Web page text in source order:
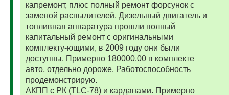
капремонт, плюс полный ремонт форсунок с
заменой распылителей. Дизельный двигатель и
топливная аппаратура прошли полный
капитальный ремонт с оригинальными
комплекту-ющими, в 2009 году они были
доступны. Примерно 180000.00 в комплекте
авто, отдельно дороже. Работоспособность
продемонстрирую.
АКПП с РК (TLC-78) и карданами. Примерно